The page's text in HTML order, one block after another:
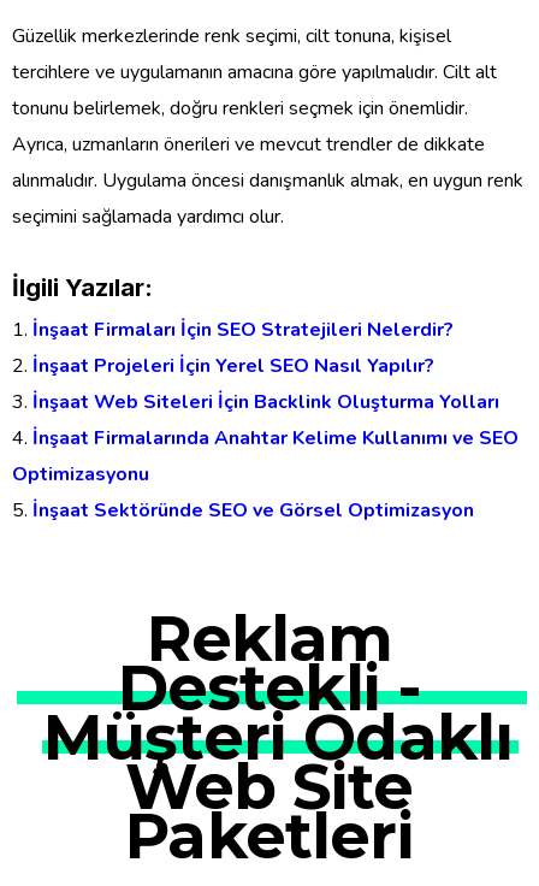
Güzellik merkezlerinde renk seçimi, cilt tonuna, kişisel
tercihlere ve uygulamanın amacına göre yapılmalıdır. Cilt alt
tonunu belirlemek, doğru renkleri seçmek için önemlidir.
Ayrıca, uzmanların önerileri ve mevcut trendler de dikkate
alınmalıdır. Uygulama öncesi danışmanlık almak, en uygun renk
seçimini sağlamada yardımcı olur.
İlgili Yazılar:
İnşaat Firmaları İçin SEO Stratejileri Nelerdir?
İnşaat Projeleri İçin Yerel SEO Nasıl Yapılır?
İnşaat Web Siteleri İçin Backlink Oluşturma Yolları
İnşaat Firmalarında Anahtar Kelime Kullanımı ve SEO
Optimizasyonu
İnşaat Sektöründe SEO ve Görsel Optimizasyon
Reklam
Destekli -
Müşteri Odaklı
Web Site
Paketleri